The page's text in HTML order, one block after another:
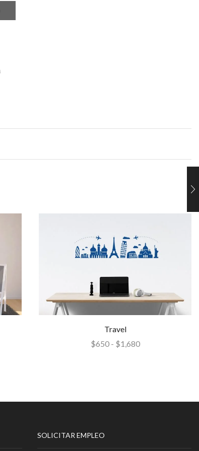
Travel
$650 - $1,680
SOLICITAR EMPLEO